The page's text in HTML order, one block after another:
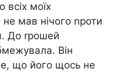
всіх моїх
не мав нічого nроти
До rрошей
Він
що його щось не